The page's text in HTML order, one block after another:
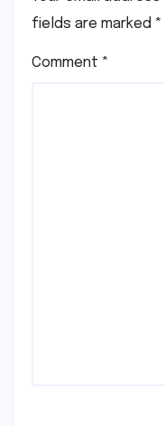
fields are marked *
Comment *